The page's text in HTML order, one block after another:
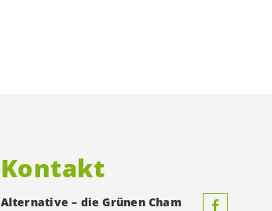
Kontakt
Alternative – die Grünen Cham